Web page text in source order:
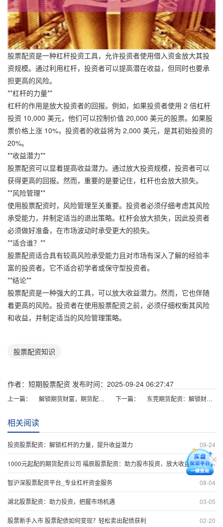
股票配资是一种杠杆投资工具，允许投资者使用借入资金放大其投
资规模。通过利用杠杆，投资者可以提高潜在收益，但同时也要承
担更高的风险。
**杠杆的力量**
杠杆的作用是放大投资者的回报。例如，如果投资者使用 2 倍杠杆
投资 10,000 美元，他们可以控制价值 20,000 美元的股票。如果股
票价格上涨 10%，投资者的收益将为 2,000 美元，是其初始投资的
20%。
**收益潜力**
股票配资可以显着提高收益潜力。通过放大投资规模，投资者可以
获得更高的回报。然而，重要的是要记住，杠杆也会放大损失。
**风险管理**
使用股票配资时，风险管理至关重要。投资者必须仔细考虑其风险
承受能力，并制定适当的退出策略。杠杆会放大损失，因此投资者
必须做好准备，在市场波动时承受更大的损失。
**适合谁？**
股票配资适合具有较高风险承受能力且对市场有深入了解的经验丰
富的投资者。它不适合初学者或保守型投资者。
**结论**
股票配资是一种强大的工具，可以放大收益潜力。然而，它也伴随
着更高的风险。投资者在使用股票配资之前，必须仔细权衡其风险
和收益，并制定适当的风险管理策略。
股票配资知识
作者：短期股票配资 发布时间：2025-09-24 06:27:47
上一篇： 解锁期货财富，期货配资APP助你一臂之力 下一篇： 东莞期货配资：解锁财富新密码，助力投资梦想
相关阅读
09-24
投资股票配资：解锁杠杆的力量，提升收益潜力
11-14
1000元起配的期货配资公司 福辰股票配资：助力股市投资，放大收益空间
08-04
智沪深股票配资平台_专业杠杆资金服务
03-05
湖北股票配资：助力投资，把握市场机遇
02-20
股票新手入市 股票配债如何变现？轻松卖出配债获利